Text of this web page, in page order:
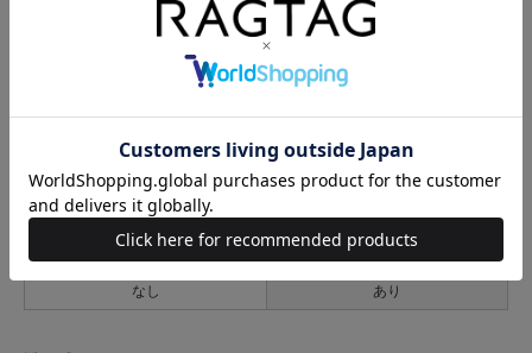
64cm 60cm 80cm 58cm
サイズの測り方について
薄手 普通 厚手
なし あり